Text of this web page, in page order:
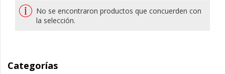
No se encontraron productos que concuerden con
la selección.
Categorías